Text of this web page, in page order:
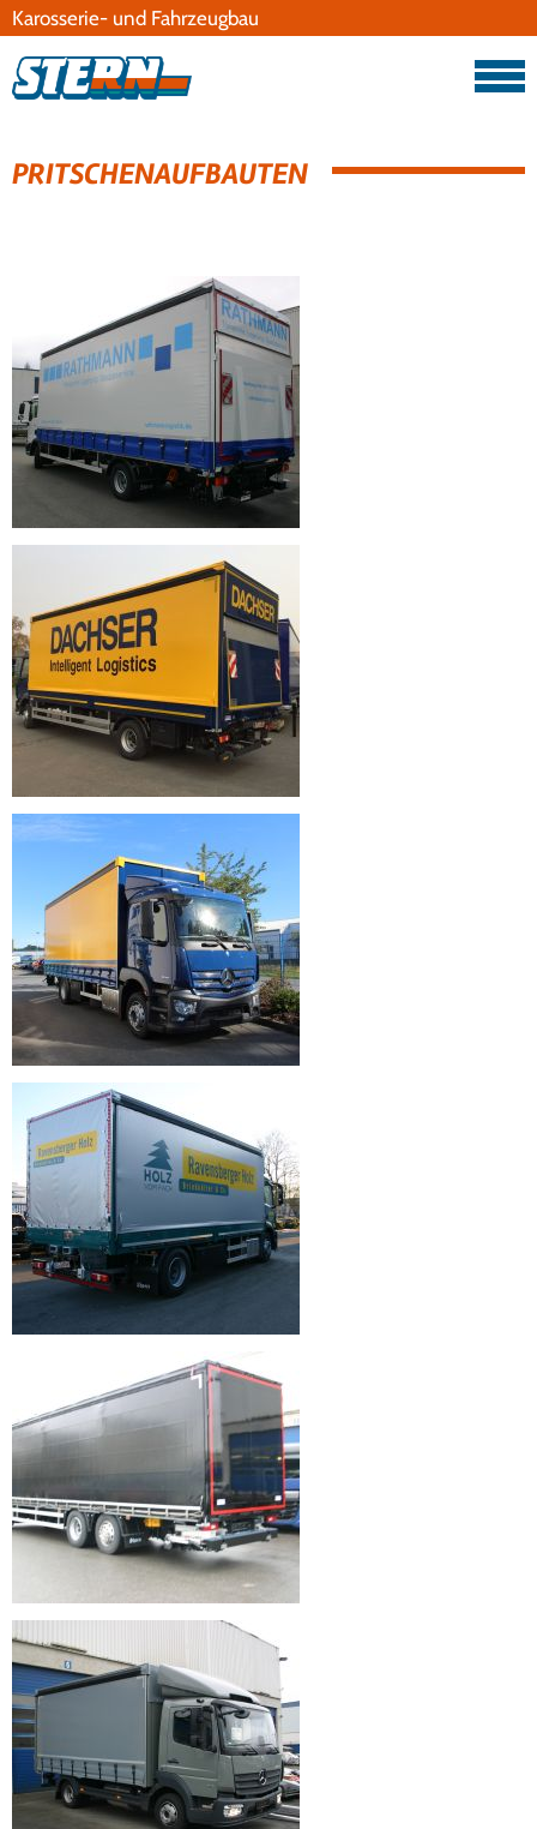
Karosserie- und Fahrzeugbau
Impressum
PRITSCHENAUFBAUTEN